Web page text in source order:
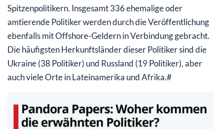
Spitzenpolitikern. Insgesamt 336 ehemalige oder
amtierende Politiker werden durch die Veröffentlichung
ebenfalls mit Offshore-Geldern in Verbindung gebracht.
Die häufigsten Herkunftsländer dieser Politiker sind die
Ukraine (38 Politiker) und Russland (19 Politiker), aber
auch viele Orte in Lateinamerika und Afrika.#